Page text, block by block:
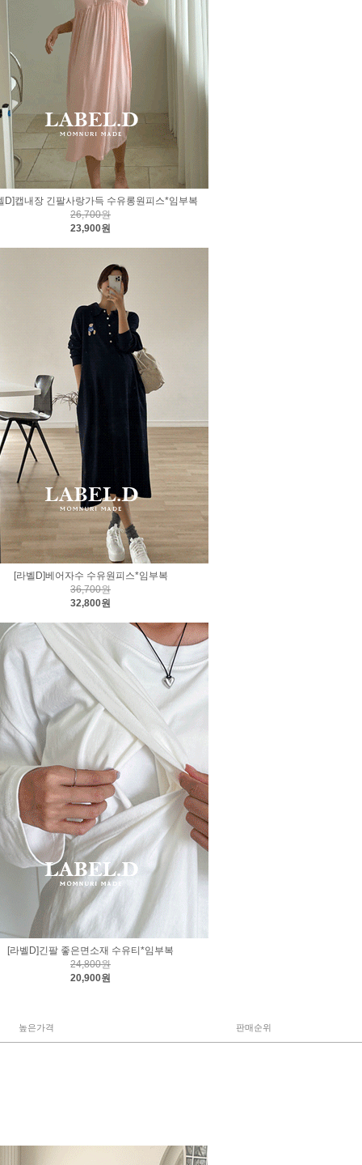
D]캡내장 긴팔사랑가득 수유롱원피스*임부복
26,700원
23,900원
[라벨D]베어자수 수유원피스*임부복
36,700원
32,800원
[라벨D]긴팔 좋은면소재 수유티*임부복
24,800원
20,900원
높은가격 판매순위